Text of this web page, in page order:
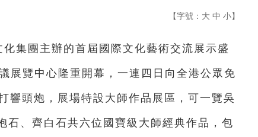
【字號： 大 中 小】
集團主辦的首屆國際文化藝術交流展示盛
展覽中心隆重開幕，一連四日向全港公眾免
響頭炮，展場特設大師作品展區，可一覽吳
石、齊白石共六位國寶級大師經典作品，包